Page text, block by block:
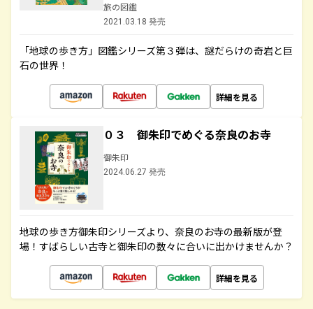
旅の図鑑
2021.03.18 発売
「地球の歩き方」図鑑シリーズ第３弾は、謎だらけの奇岩と巨
石の世界！
詳細を見る
０３ 御朱印でめぐる奈良のお寺
御朱印
2024.06.27 発売
地球の歩き方御朱印シリーズより、奈良のお寺の最新版が登
場！すばらしい古寺と御朱印の数々に合いに出かけませんか？
詳細を見る